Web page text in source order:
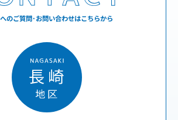
のご質問･お問い合わせはこちらから